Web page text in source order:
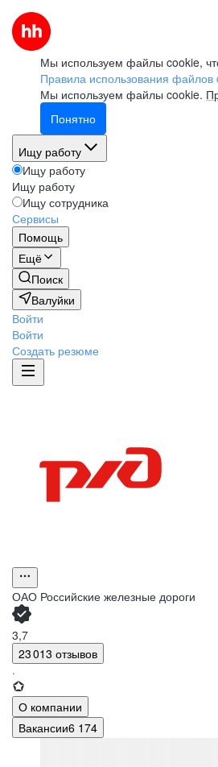
Мы используем файлы cookie,
Правила использования файлов
Мы используем файлы cookie.
Понятно
Ищу работу
Ищу работу
Ищу работу
Ищу сотрудника
Сервисы
Помощь
Ещё
Поиск
Валуйки
Войти
Войти
Создать резюме
ОАО Российские железные дороги
3,7
23 013 отзывов
·
О компании
Вакансии6 174